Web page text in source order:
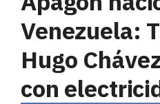
Venezuela:
Hugo
con